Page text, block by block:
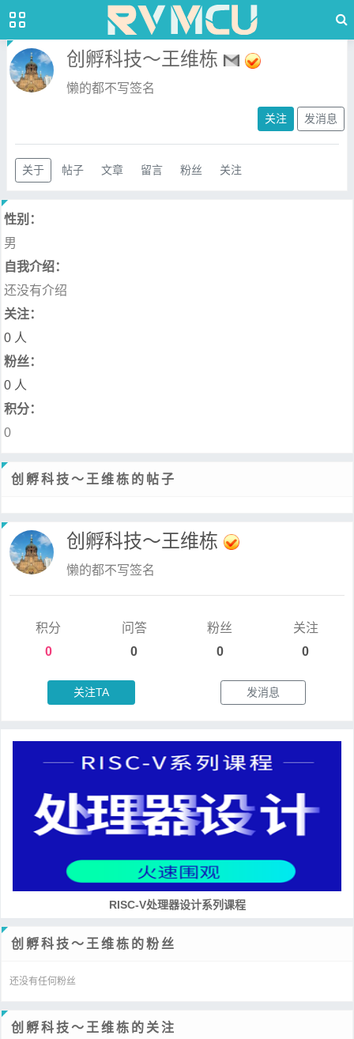
创孵科技～王维栋
懒的都不写签名
关注 发消息
关于 帖子 文章 留言 粉丝 关注
性别：
男
自我介绍：
还没有介绍
关注：
0 人
粉丝：
0 人
积分：
0
创孵科技～王维栋的帖子
创孵科技～王维栋
懒的都不写签名
积分
0
问答
0
粉丝
0
关注
0
关注TA 发消息
RISC-V处理器设计系列课程
创孵科技～王维栋的粉丝
还没有任何粉丝
创孵科技～王维栋的关注